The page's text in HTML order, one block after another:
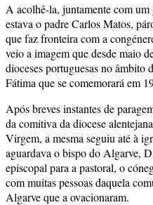
A acolhê-la, juntamente com um
estava o padre Carlos Matos,
que faz fronteira com a
veio a imagem que desde maio
dioceses portuguesas no âmbito
Fátima que se comemorará em
Após breves instantes de
da comitiva da diocese
Virgem, a mesma seguiu até à
aguardava o bispo do Algarve,
episcopal para a pastoral, o
com muitas pessoas daquela
Algarve que a ovacionaram.